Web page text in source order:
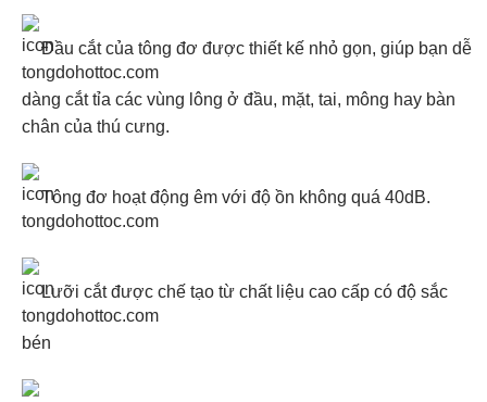
Đầu cắt của tông đơ được thiết kế nhỏ gọn, giúp bạn dễ
dàng cắt tỉa các vùng lông ở đầu, mặt, tai, mông hay bàn
chân của thú cưng.
Tông đơ hoạt động êm với độ ồn không quá 40dB.
Lưỡi cắt được chế tạo từ chất liệu cao cấp có độ sắc
bén